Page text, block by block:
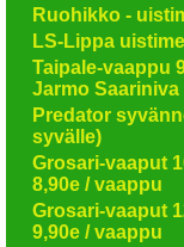
Ruohikko -
LS-Lippa
Taipale-vaappu
Jarmo
Predator
syvälle)
Grosari-vaaput
8,90e / vaappu
Grosari-vaaput
9,90e / vaappu